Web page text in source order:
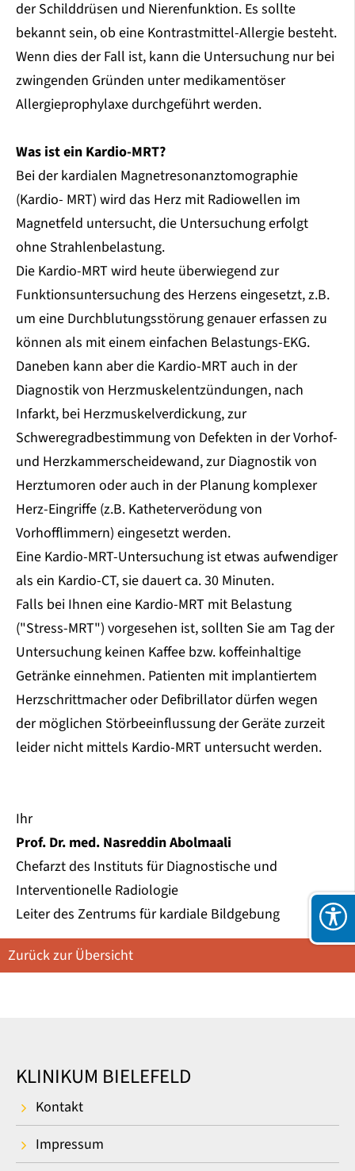
der Schilddrüsen und Nierenfunktion. Es sollte
bekannt sein, ob eine Kontrastmittel-Allergie besteht.
Wenn dies der Fall ist, kann die Untersuchung nur bei
zwingenden Gründen unter medikamentöser
Allergieprophylaxe durchgeführt werden.
Was ist ein Kardio-MRT?
Bei der kardialen Magnetresonanztomographie
(Kardio- MRT) wird das Herz mit Radiowellen im
Magnetfeld untersucht, die Untersuchung erfolgt
ohne Strahlenbelastung.
Die Kardio-MRT wird heute überwiegend zur
Funktionsuntersuchung des Herzens eingesetzt, z.B.
um eine Durchblutungsstörung genauer erfassen zu
können als mit einem einfachen Belastungs-EKG.
Daneben kann aber die Kardio-MRT auch in der
Diagnostik von Herzmuskelentzündungen, nach
Infarkt, bei Herzmuskelverdickung, zur
Schweregradbestimmung von Defekten in der Vorhof-
und Herzkammerscheidewand, zur Diagnostik von
Herztumoren oder auch in der Planung komplexer
Herz-Eingriffe (z.B. Katheterverödung von
Vorhofflimmern) eingesetzt werden.
Eine Kardio-MRT-Untersuchung ist etwas aufwendiger
als ein Kardio-CT, sie dauert ca. 30 Minuten.
Falls bei Ihnen eine Kardio-MRT mit Belastung
("Stress-MRT") vorgesehen ist, sollten Sie am Tag der
Untersuchung keinen Kaffee bzw. koffeinhaltige
Getränke einnehmen. Patienten mit implantiertem
Herzschrittmacher oder Defibrillator dürfen wegen
der möglichen Störbeeinflussung der Geräte zurzeit
leider nicht mittels Kardio-MRT untersucht werden.
Ihr
Prof. Dr. med. Nasreddin Abolmaali
Chefarzt des Instituts für Diagnostische und
Interventionelle Radiologie
Leiter des Zentrums für kardiale Bildgebung
Zurück zur Übersicht
KLINIKUM BIELEFELD
Kontakt
Impressum